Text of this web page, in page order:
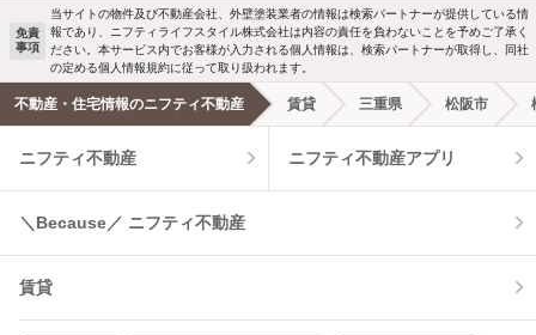
洗濯機置場あり 独立洗面台
エアコンあり 都市ガス
温水洗浄便座 オートロック
コンロ2口以上
免責
事項
当サイトの物件及び不動産会社、外壁塗装業者の情報は検索パートナーが提供している情
報であり、ニフティライフスタイル株式会社は内容の責任を負わないことを予めご了承く
ださい。本サービス内でお客様が入力される個人情報は、検索パートナーが取得し、同社
の定める個人情報規約に従って取り扱われます。
不動産・住宅情報のニフティ不動産 賃貸 三重県 松阪市
ニフティ不動産 ニフティ不動産アプリ
＼Because／ ニフティ不動産
賃貸